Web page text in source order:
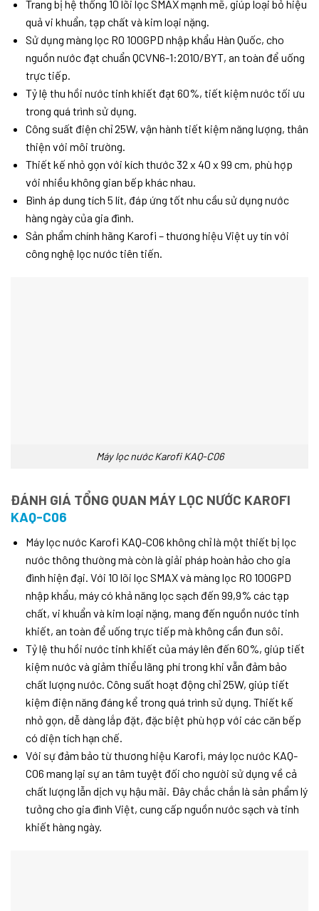
Trang bị hệ thống 10 lõi lọc SMAX mạnh mẽ, giúp loại bỏ hiệu
quả vi khuẩn, tạp chất và kim loại nặng.
Sử dụng màng lọc RO 100GPD nhập khẩu Hàn Quốc, cho
nguồn nước đạt chuẩn QCVN6-1:2010/BYT, an toàn để uống
trực tiếp.
Tỷ lệ thu hồi nước tinh khiết đạt 60%, tiết kiệm nước tối ưu
trong quá trình sử dụng.
Công suất điện chỉ 25W, vận hành tiết kiệm năng lượng, thân
thiện với môi trường.
Thiết kế nhỏ gọn với kích thước 32 x 40 x 99 cm, phù hợp
với nhiều không gian bếp khác nhau.
Bình áp dung tích 5 lít, đáp ứng tốt nhu cầu sử dụng nước
hàng ngày của gia đình.
Sản phẩm chính hãng Karofi – thương hiệu Việt uy tín với
công nghệ lọc nước tiên tiến.
Máy lọc nước Karofi KAQ-C06
ĐÁNH GIÁ TỔNG QUAN MÁY LỌC NƯỚC KAROFI
KAQ-C06
Máy lọc nước Karofi KAQ-C06 không chỉ là một thiết bị lọc
nước thông thường mà còn là giải pháp hoàn hảo cho gia
đình hiện đại. Với 10 lõi lọc SMAX và màng lọc RO 100GPD
nhập khẩu, máy có khả năng lọc sạch đến 99,9% các tạp
chất, vi khuẩn và kim loại nặng, mang đến nguồn nước tinh
khiết, an toàn để uống trực tiếp mà không cần đun sôi.
Tỷ lệ thu hồi nước tinh khiết của máy lên đến 60%, giúp tiết
kiệm nước và giảm thiểu lãng phí trong khi vẫn đảm bảo
chất lượng nước. Công suất hoạt động chỉ 25W, giúp tiết
kiệm điện năng đáng kể trong quá trình sử dụng. Thiết kế
nhỏ gọn, dễ dàng lắp đặt, đặc biệt phù hợp với các căn bếp
có diện tích hạn chế.
Với sự đảm bảo từ thương hiệu Karofi, máy lọc nước KAQ-
C06 mang lại sự an tâm tuyệt đối cho người sử dụng về cả
chất lượng lẫn dịch vụ hậu mãi. Đây chắc chắn là sản phẩm lý
tưởng cho gia đình Việt, cung cấp nguồn nước sạch và tinh
khiết hàng ngày.